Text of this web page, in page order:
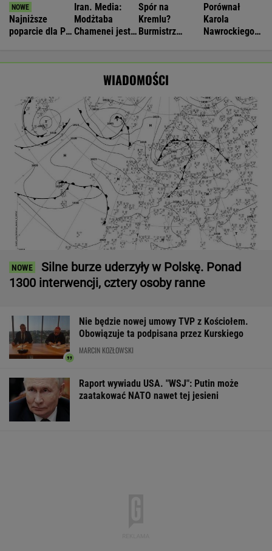
Najniższe
poparcie dla PiS
Iran. Media:
Modżtaba
Chamenei jest
Spór na
Kremlu?
Burmistrz
kraj"
Porównał
Karola
Nawrockiego
WIADOMOŚCI
Silne burze uderzyły w Polskę. Ponad
1300 interwencji, cztery osoby ranne
Nie będzie nowej umowy TVP z Kościołem.
Obowiązuje ta podpisana przez Kurskiego
MARCIN KOZŁOWSKI
Raport wywiadu USA. "WSJ": Putin może
zaatakować NATO nawet tej jesieni